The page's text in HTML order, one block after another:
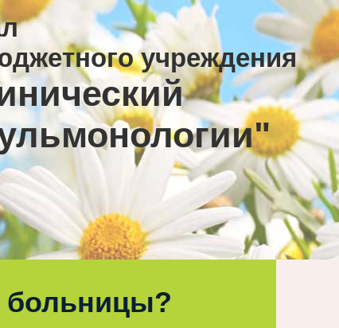
учреждения
больницы?